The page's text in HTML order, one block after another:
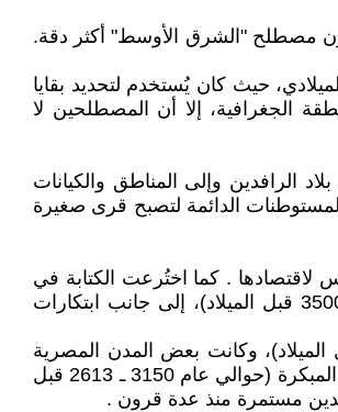
مصطلح "الشرق الأوسط" أكثر دقة.
حيث كان يُستخدم لتحديد بقايا
الجغرافية، إلا أن المصطلحين لا
الرافدين وإلى المناطق والكيانات
المستوطنات الدائمة لتصبح قرى صغيرة
كأساس لاقتصادها . كما اختُرعت الكتابة في
سومر بالخط المسماري ( حوالي عام 3600/3500 قبل الميلاد)، وتلتها العجلة بعد ذلك بفترة وجيزة أو في نفس الوقت تقريباً (حوالي عام 3500 قبل الميلاد)، إلى جانب ابتكارات
في بلاد النيل، طُوِّرت الكتابة الهيروغليفية على يد حضارة نقادة الثالثة ( في محافظة قنا) ، (حوالي عام 3400-3200 قبل الميلاد)، وكانت بعض المدن المصرية
القديمة مثل " خاست"( سخا مدينة تابعة الان الى محافظة كفر الشيخ) ، تُعتبر قديمة بالفعل في ذلك الوقت. وشهدت بلاد النيل في عصر الأُسر المبكرة (حوالي عام 3150 ـ 2613 قبل
مستمرة منذ عدة قرون .